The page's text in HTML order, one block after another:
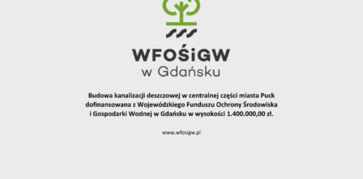
innych dostawców usług. Firmy te działają w
charakterze pośredników prezentujących nasze
treści w postaci wiadomości, ofert,
komunikatów mediów społecznościowych.